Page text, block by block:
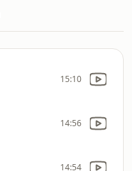
15:10
14:56
14:54